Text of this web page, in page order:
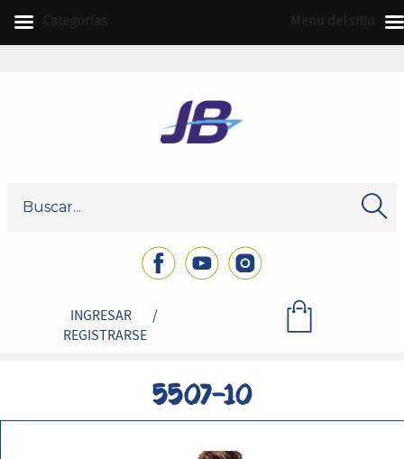
INGRESAR
/
REGISTRARSE
5507-10